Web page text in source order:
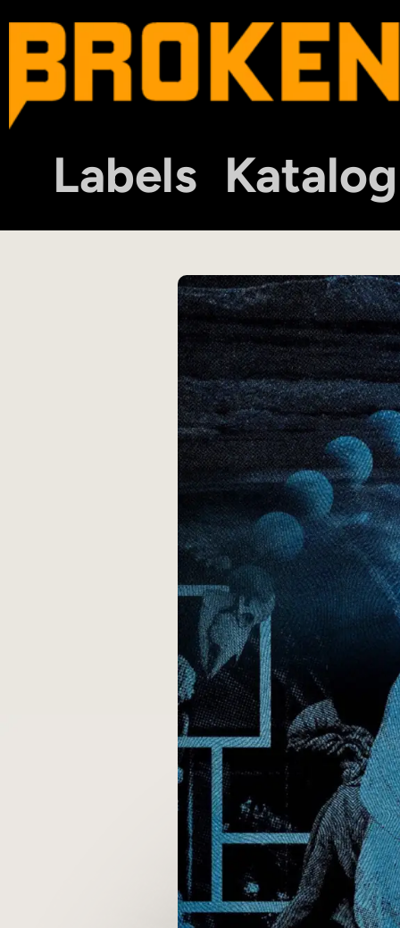
Labels Katalog